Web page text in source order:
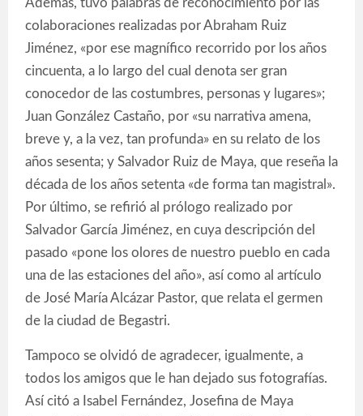
Además, tuvo palabras de reconocimiento por las
colaboraciones realizadas por Abraham Ruiz
Jiménez, «por ese magnífico recorrido por los años
cincuenta, a lo largo del cual denota ser gran
conocedor de las costumbres, personas y lugares»;
Juan González Castaño, por «su narrativa amena,
breve y, a la vez, tan profunda» en su relato de los
años sesenta; y Salvador Ruiz de Maya, que reseña la
década de los años setenta «de forma tan magistral».
Por último, se refirió al prólogo realizado por
Salvador García Jiménez, en cuya descripción del
pasado «pone los olores de nuestro pueblo en cada
una de las estaciones del año», así como al artículo
de José María Alcázar Pastor, que relata el germen
de la ciudad de Begastri.
Tampoco se olvidó de agradecer, igualmente, a
todos los amigos que le han dejado sus fotografías.
Así citó a Isabel Fernández, Josefina de Maya